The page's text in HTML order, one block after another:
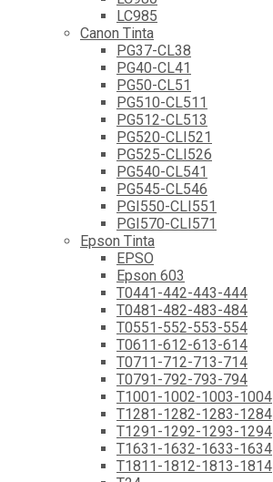
LC985
Canon Tinta
PG37-CL38
PG40-CL41
PG50-CL51
PG510-CL511
PG512-CL513
PG520-CLI521
PG525-CLI526
PG540-CL541
PG545-CL546
PGI550-CLI551
PGI570-CLI571
Epson Tinta
EPSO
Epson 603
T0441-442-443-444
T0481-482-483-484
T0551-552-553-554
T0611-612-613-614
T0711-712-713-714
T0791-792-793-794
T1001-1002-1003-1004
T1281-1282-1283-1284
T1291-1292-1293-1294
T1631-1632-1633-1634
T1811-1812-1813-1814